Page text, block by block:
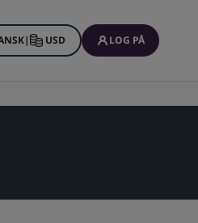
| USD LOG PÅ